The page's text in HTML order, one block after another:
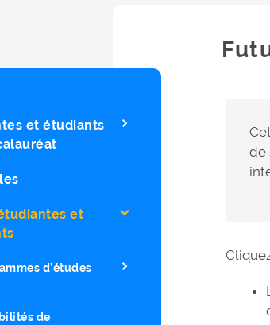
et étudiants
et
d’études
de
de